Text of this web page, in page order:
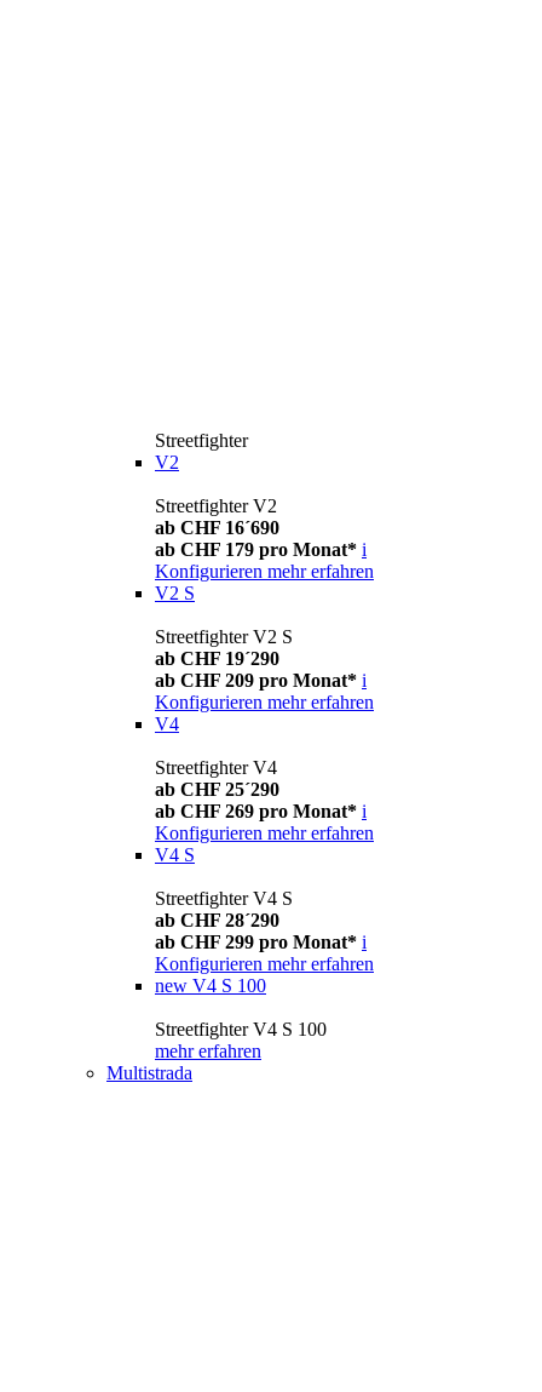
Streetfighter
V2
Streetfighter V2
ab CHF 16´690
ab CHF 179 pro Monat* i
Konfigurieren mehr erfahren
V2 S
Streetfighter V2 S
ab CHF 19´290
ab CHF 209 pro Monat* i
Konfigurieren mehr erfahren
V4
Streetfighter V4
ab CHF 25´290
ab CHF 269 pro Monat* i
Konfigurieren mehr erfahren
V4 S
Streetfighter V4 S
ab CHF 28´290
ab CHF 299 pro Monat* i
Konfigurieren mehr erfahren
new V4 S 100
Streetfighter V4 S 100
mehr erfahren
Multistrada